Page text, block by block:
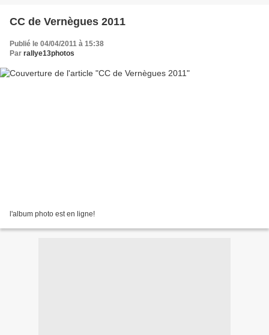
CC de Vernègues 2011
Publié le 04/04/2011 à 15:38
Par rallye13photos
l'album photo est en ligne!